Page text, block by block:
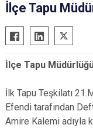
Bismil
Çermik
Çınar
Çüngüş
Dicle
Eğil
İlçe Tapu
İlçe Tapu
İlk Tapu Teşkilatı
Efendi tarafından
Amire Kalemi adıyla